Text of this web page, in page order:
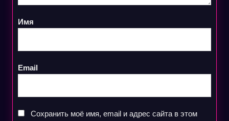
Имя
Email
Сохранить моё имя, email и адрес сайта в этом